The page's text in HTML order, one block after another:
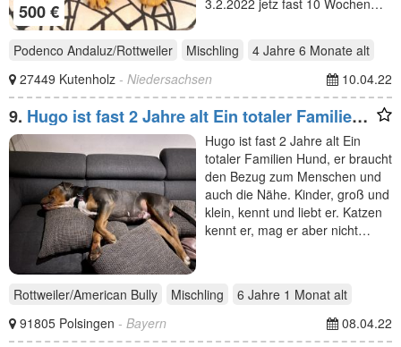
500 €
3.2.2022 jetz fast 10 Wochen…
Podenco Andaluz/Rottweiler Mischling 4 Jahre 6 Monate alt
27449 Kutenholz - Niedersachsen 10.04.22
9. Hugo ist fast 2 Jahre alt Ein totaler Familien
Hund, er
Hugo ist fast 2 Jahre alt Ein
totaler Familien Hund, er braucht
den Bezug zum Menschen und
auch die Nähe. Kinder, groß und
klein, kennt und liebt er. Katzen
kennt er, mag er aber nicht…
Rottweiler/American Bully Mischling 6 Jahre 1 Monat alt
91805 Polsingen - Bayern 08.04.22